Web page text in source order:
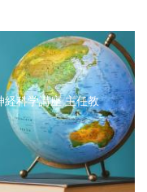
経科学講座 主任教